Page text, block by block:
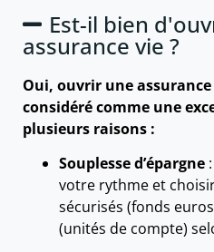
Est-il bien
assurance vie ?
Oui, ouvrir une
considéré comme une
plusieurs raisons :
Souplesse d’épargne
votre rythme et
sécurisés (fonds
(unités de compte)